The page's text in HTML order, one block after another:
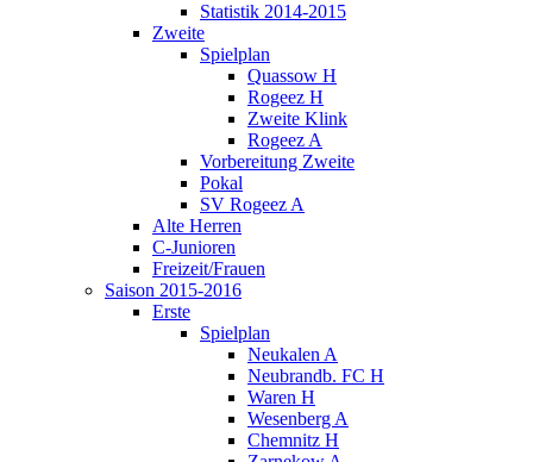
Statistik 2014-2015
Zweite
Spielplan
Quassow H
Rogeez H
Zweite Klink
Rogeez A
Vorbereitung Zweite
Pokal
SV Rogeez A
Alte Herren
C-Junioren
Freizeit/Frauen
Saison 2015-2016
Erste
Spielplan
Neukalen A
Neubrandb. FC H
Waren H
Wesenberg A
Chemnitz H